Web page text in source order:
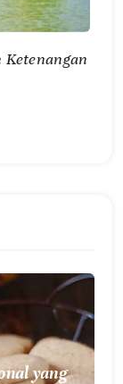
yang